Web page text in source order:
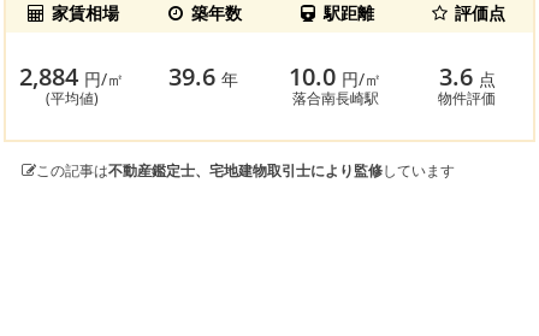
家賃相場 築年数 駅距離 評価点
2,884 円/㎡
(平均値)
39.6年 10.0 円/㎡
落合南長崎駅
3.6 点
物件評価
この記事は不動産鑑定士、宅地建物取引士により監修しています